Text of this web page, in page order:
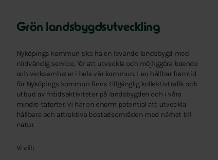
Grön landsbygdsutveckling
Nyköpings kommun ska ha en levande landsbygd med
nödvändig service, för att utveckla och möjliggöra boende
och verksamheter i hela vår kommun. I en hållbar framtid
för Nyköpings kommun finns tillgänglig kollektivtrafik och
utbud av fritidsaktiviteter på landsbygden och i våra
mindre tätorter. Vi har en enorm potential att utveckla
hållbara och attraktiva bostadsområden med närhet till
natur.
Vi vill: